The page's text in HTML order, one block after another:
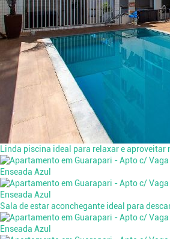
Linda piscina ideal para relaxar e aproveitar
Sala de estar aconchegante ideal para